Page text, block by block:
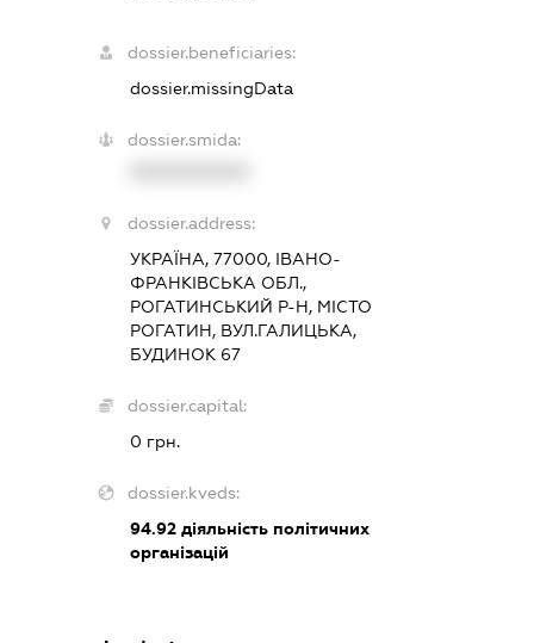
dossier.beneficiaries:
dossier.missingData
dossier.smida:
dossier.address:
УКРАЇНА, 77000, ІВАНО-
ФРАНКІВСЬКА ОБЛ.,
РОГАТИНСЬКИЙ Р-Н, МІСТО
РОГАТИН, ВУЛ.ГАЛИЦЬКА,
БУДИНОК 67
dossier.capital:
0 грн.
dossier.kveds:
94.92 діяльність політичних
організацій